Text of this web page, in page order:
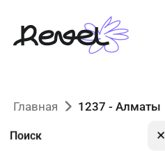
Поиск ✕
Главная 1237 - Алматы